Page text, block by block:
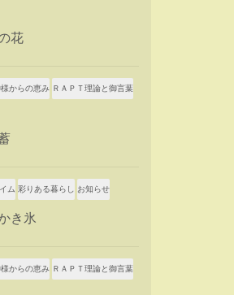
花
からの恵み ＲＡＰＴ理論と御言葉
ム 彩りある暮らし お知らせ
き氷
からの恵み ＲＡＰＴ理論と御言葉